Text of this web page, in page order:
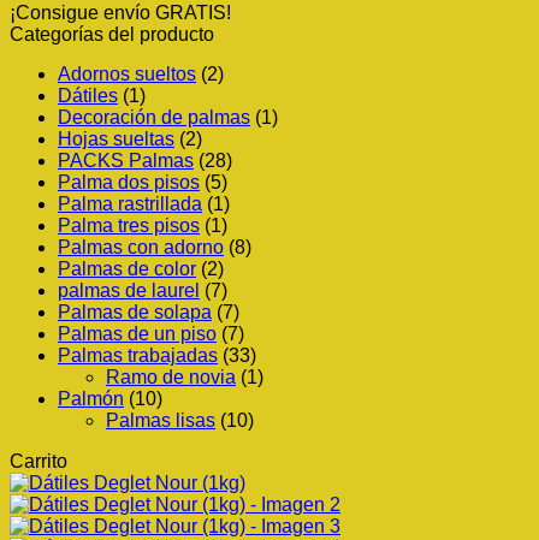
¡Consigue envío GRATIS!
Categorías del producto
Adornos sueltos (2)
Dátiles (1)
Decoración de palmas (1)
Hojas sueltas (2)
PACKS Palmas (28)
Palma dos pisos (5)
Palma rastrillada (1)
Palma tres pisos (1)
Palmas con adorno (8)
Palmas de color (2)
palmas de laurel (7)
Palmas de solapa (7)
Palmas de un piso (7)
Palmas trabajadas (33)
Ramo de novia (1)
Palmón (10)
Palmas lisas (10)
Carrito